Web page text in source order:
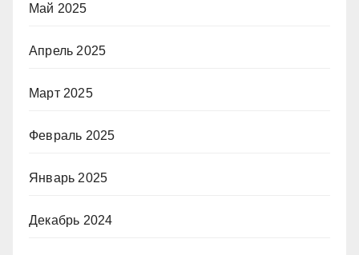
Май 2025
Апрель 2025
Март 2025
Февраль 2025
Январь 2025
Декабрь 2024